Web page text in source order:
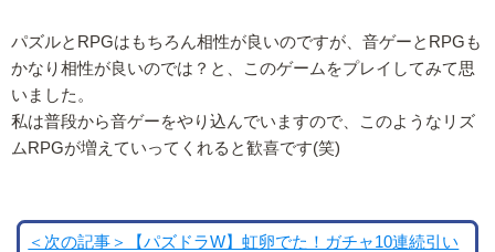
パズルとRPGはもちろん相性が良いのですが、音ゲーとRPGも
かなり相性が良いのでは？と、このゲームをプレイしてみて思
いました。
私は普段から音ゲーをやり込んでいますので、このようなリズ
ムRPGが増えていってくれると歓喜です(笑)
＜次の記事＞【パズドラW】虹卵でた！ガチャ10連続引い